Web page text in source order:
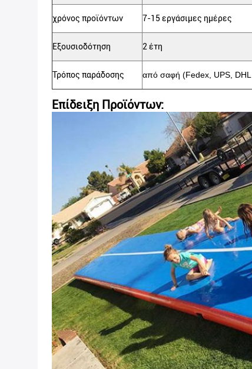
χρόνος προϊόντων 7-15 εργάσιμες ημέρες
Εξουσιοδότηση 2 έτη
Τρόπος παράδοσης από σαφή (Fedex, UPS,
Επίδειξη Προϊόντων: